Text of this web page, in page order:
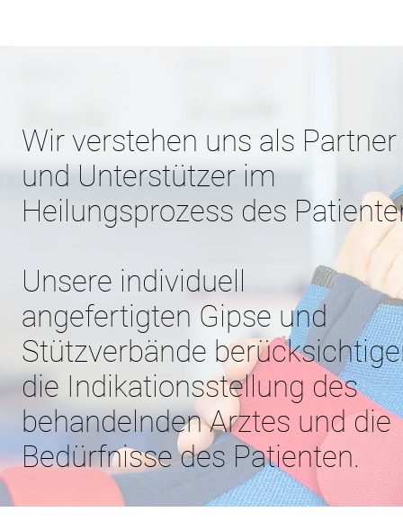
Wir verstehen uns als Partner
und Unterstützer im
Heilungsprozess des
Unsere individuell
angefertigten Gipse und
Stützverbände
die Indikationsstellung des
behandelnden Arztes und die
Bedürfnisse des Patienten.